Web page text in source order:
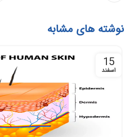
نوشته های مشابه
15
اسفند